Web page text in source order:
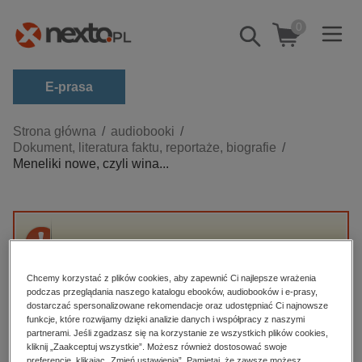
Pokaż/schowaj
wyszukiwarkę
0
E-prasa
Kategorie
Zobacz wszystkie E-prasa
biznesowe, branżowe, gospodarka
darmowe wydania
edukacja
hobby, sport, rozrywka
komputery, internet, technologie, informatyka
Strona główna
audiobooki
Dokument, literatura faktu, reportaże, biografie
Meneliki nowe, czyli wina...
dostępny.
High-contrast mode
Chcemy korzystać z plików cookies, aby zapewnić Ci najlepsze wrażenia
podczas przeglądania naszego katalogu ebooków, audiobooków i e-prasy,
dostarczać spersonalizowane rekomendacje oraz udostępniać Ci najnowsze
funkcje, które rozwijamy dzięki analizie danych i współpracy z naszymi
partnerami. Jeśli zgadzasz się na korzystanie ze wszystkich plików cookies,
kliknij „Zaakceptuj wszystkie”. Możesz również dostosować swoje